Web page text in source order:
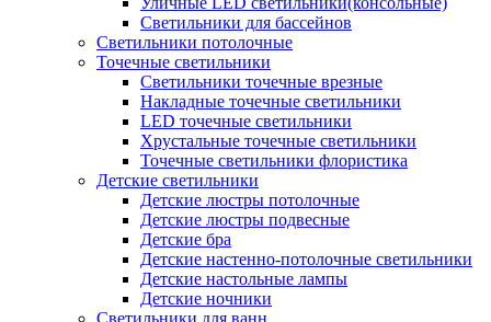
Светильники для бассейнов
Светильники потолочные
Точечные светильники
Светильники точечные врезные
Накладные точечные светильники
LED точечные светильники
Хрустальные точечные светильники
Точечные светильники флористика
Детские светильники
Детские люстры потолочные
Детские люстры подвесные
Детские бра
Детские настенно-потолочные светильники
Детские настольные лампы
Детские ночники
Светильники для ванн